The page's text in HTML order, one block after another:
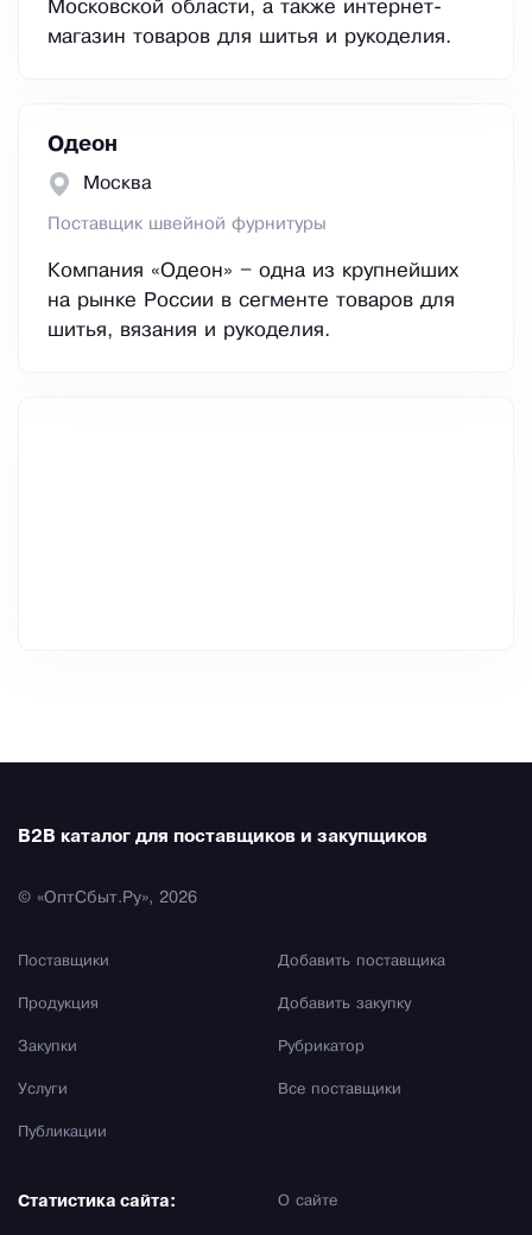
Московской области, а также интернет-
магазин товаров для шитья и рукоделия.
Одеон
Москва
Поставщик швейной фурнитуры
Компания «Одеон» – одна из крупнейших
на рынке России в сегменте товаров для
шитья, вязания и рукоделия.
B2B каталог для поставщиков и закупщиков
© «ОптСбыт.Ру», 2026
Поставщики
Продукция
Закупки
Услуги
Публикации
Добавить поставщика
Добавить закупку
Рубрикатор
Все поставщики
О сайте
Статистика сайта: